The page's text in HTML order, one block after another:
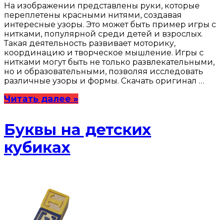
На изображении представлены руки, которые
переплетены красными нитями, создавая
интересные узоры. Это может быть пример игры с
нитками, популярной среди детей и взрослых.
Такая деятельность развивает моторику,
координацию и творческое мышление. Игры с
нитками могут быть не только развлекательными,
но и образовательными, позволяя исследовать
различные узоры и формы. Скачать оригинал …
Читать далее »
Буквы на детских
кубиках